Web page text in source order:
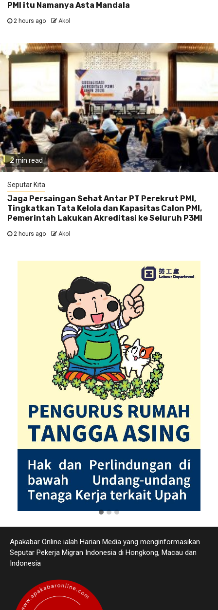
PMI itu Namanya Asta Mandala
2 hours ago Akol
2 min read
Seputar Kita
Jaga Persaingan Sehat Antar PT Perekrut PMI,
Tingkatkan Tata Kelola dan Kapasitas Calon PMI,
Pemerintah Lakukan Akreditasi ke Seluruh P3MI
2 hours ago Akol
Apakabar Online ialah Harian Media yang menginformasikan
Seputar Pekerja Migran Indonesia di Hongkong, Macau dan
Indonesia